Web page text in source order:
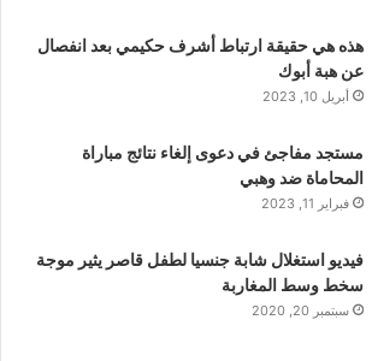
هذه هي حقيقة ارتباط أشرف حكيمي بعد انفصال
عن هبة أبوك
أبريل 10, 2023
مستجد مفاجئ في دعوى إلغاء نتائج مباراة
المحاماة ضد وهبي
فبراير 11, 2023
فيديو استغلال شابة جنسيا لطفل قاصر يثير موجة
سخط وسط المغاربة
سبتمبر 20, 2020